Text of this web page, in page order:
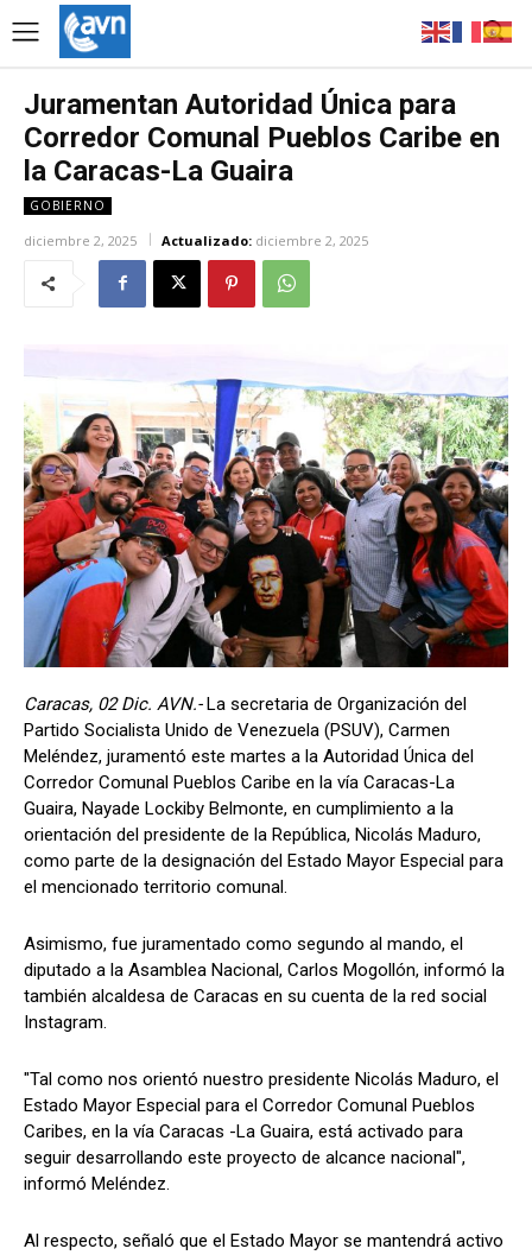
Juramentan Autoridad Única para
Corredor Comunal Pueblos Caribe en
la Caracas-La Guaira
GOBIERNO
diciembre 2, 2025 Actualizado: diciembre 2, 2025
Caracas, 02 Dic. AVN.-La secretaria de Organización del
Partido Socialista Unido de Venezuela (PSUV), Carmen
Meléndez, juramentó este martes a la Autoridad Única del
Corredor Comunal Pueblos Caribe en la vía Caracas-La
Guaira, Nayade Lockiby Belmonte, en cumplimiento a la
orientación del presidente de la República, Nicolás Maduro,
como parte de la designación del Estado Mayor Especial para
el mencionado territorio comunal.
Asimismo, fue juramentado como segundo al mando, el
diputado a la Asamblea Nacional, Carlos Mogollón, informó la
también alcaldesa de Caracas en su cuenta de la red social
Instagram.
"Tal como nos orientó nuestro presidente Nicolás Maduro, el
Estado Mayor Especial para el Corredor Comunal Pueblos
Caribes, en la vía Caracas -La Guaira, está activado para
seguir desarrollando este proyecto de alcance nacional",
informó Meléndez.
Al respecto, señaló que el Estado Mayor se mantendrá activo